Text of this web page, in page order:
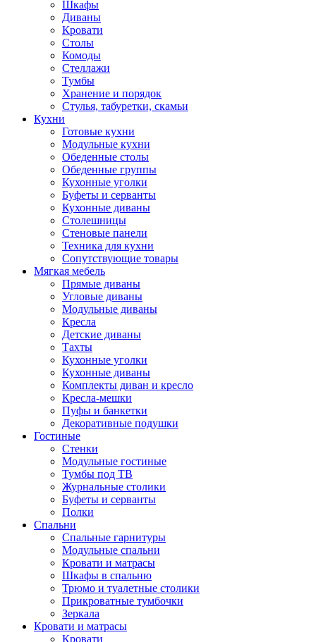
Шкафы
Диваны
Кровати
Столы
Комоды
Стеллажи
Тумбы
Хранение и порядок
Стулья, табуретки, скамьи
Кухни
Готовые кухни
Модульные кухни
Обеденные столы
Обеденные группы
Кухонные уголки
Буфеты и серванты
Кухонные диваны
Столешницы
Стеновые панели
Техника для кухни
Сопутствующие товары
Мягкая мебель
Прямые диваны
Угловые диваны
Модульные диваны
Кресла
Детские диваны
Тахты
Кухонные уголки
Кухонные диваны
Комплекты диван и кресло
Кресла-мешки
Пуфы и банкетки
Декоративные подушки
Гостиные
Стенки
Модульные гостиные
Тумбы под ТВ
Журнальные столики
Буфеты и серванты
Полки
Спальни
Спальные гарнитуры
Модульные спальни
Кровати и матрасы
Шкафы в спальню
Трюмо и туалетные столики
Прикроватные тумбочки
Зеркала
Кровати и матрасы
Кровати